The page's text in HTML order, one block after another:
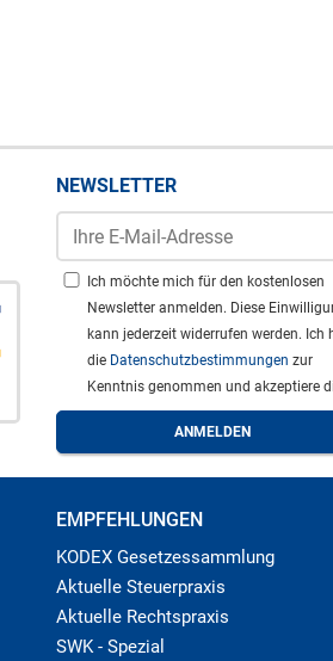
NEWSLETTER
Ich möchte mich für den kostenlosen
Newsletter anmelden. Diese
kann jederzeit widerrufen werden. Ich
die Datenschutzbestimmungen zur
Kenntnis genommen und akzeptiere
EMPFEHLUNGEN
KODEX Gesetzessammlung
Aktuelle Steuerpraxis
Aktuelle Rechtspraxis
SWK - Spezial